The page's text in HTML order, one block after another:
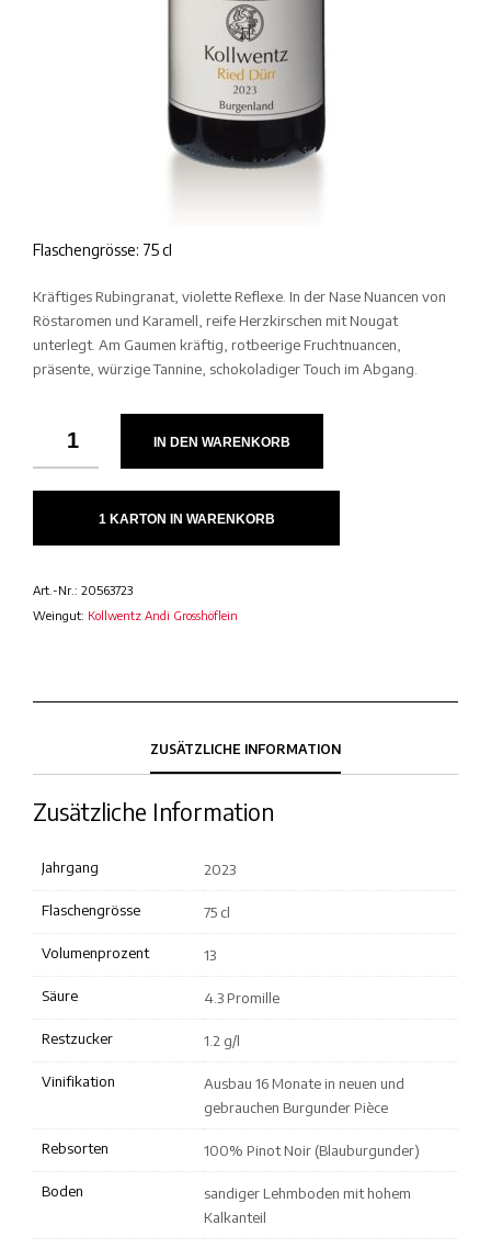
Flaschengrösse: 75 cl
Kräftiges Rubingranat, violette Reflexe. In der Nase Nuancen von
Röstaromen und Karamell, reife Herzkirschen mit Nougat
unterlegt. Am Gaumen kräftig, rotbeerige Fruchtnuancen,
präsente, würzige Tannine, schokoladiger Touch im Abgang.
IN DEN WARENKORB
1 KARTON IN WARENKORB
Art.-Nr.: 20563723
Weingut: Kollwentz Andi Grosshöflein
ZUSÄTZLICHE INFORMATION
Zusätzliche Information
Jahrgang 2023
Flaschengrösse 75 cl
Volumenprozent 13
Säure 4.3 Promille
Restzucker 1.2 g/l
Vinifikation
Ausbau 16 Monate in neuen und
gebrauchen Burgunder Pièce
Rebsorten 100% Pinot Noir (Blauburgunder)
Boden
sandiger Lehmboden mit hohem
Kalkanteil